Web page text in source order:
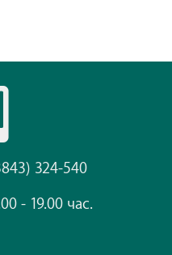
324-540
- 19.00 час.